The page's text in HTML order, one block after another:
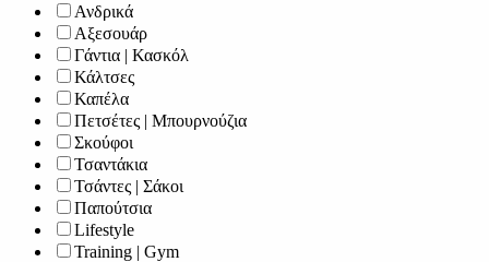
Ανδρικά
Αξεσουάρ
Γάντια | Κασκόλ
Κάλτσες
Καπέλα
Πετσέτες | Μπουρνούζια
Σκούφοι
Τσαντάκια
Τσάντες | Σάκοι
Παπούτσια
Lifestyle
Training | Gym